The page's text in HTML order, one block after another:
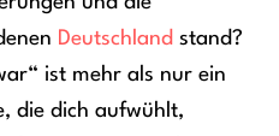
Deutschland stand?
ist mehr als nur ein
die dich aufwühlt,